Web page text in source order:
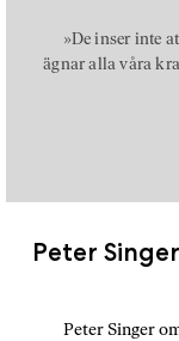
»De inser inte
ägnar alla våra
Peter
Peter Singer